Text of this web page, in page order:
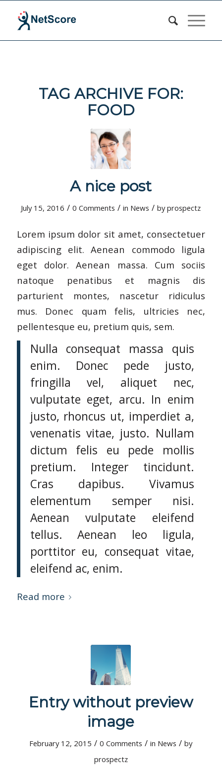
TAG ARCHIVE FOR:
FOOD
A nice post
July 15, 2016 / 0 Comments / in News / byprospectz
Lorem ipsum dolor sit amet, consectetuer
adipiscing elit. Aenean commodo ligula
eget dolor. Aenean massa. Cum sociis
natoque penatibus et magnis dis
parturient montes, nascetur ridiculus
mus. Donec quam felis, ultricies nec,
pellentesque eu, pretium quis, sem.
Nulla consequat massa quis
enim. Donec pede justo,
fringilla vel, aliquet nec,
vulputate eget, arcu. In enim
justo, rhoncus ut, imperdiet a,
venenatis vitae, justo. Nullam
dictum felis eu pede mollis
pretium. Integer tincidunt.
Cras dapibus. Vivamus
elementum semper nisi.
Aenean vulputate eleifend
tellus. Aenean leo ligula,
porttitor eu, consequat vitae,
eleifend ac, enim.
Read more
Entry without preview
image
February 12, 2015 / 0 Comments / in News / by
prospectz